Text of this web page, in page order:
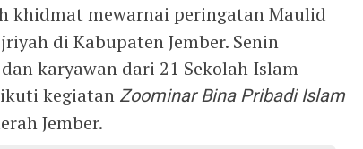
khidmat mewarnai peringatan Maulid
di Kabupaten Jember. Senin
karyawan dari 21 Sekolah Islam
kegiatan Zoominar Bina Pribadi Islam
Jember.